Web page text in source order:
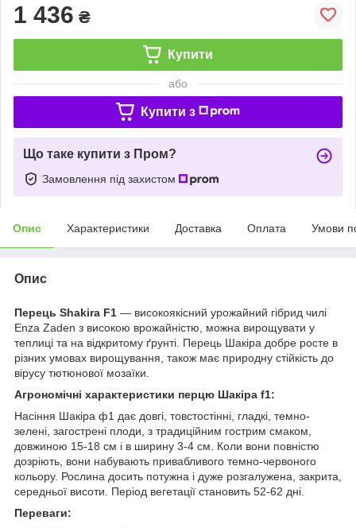
1 436 ₴
Купити
або
Купити з
Що таке купити з Пром?
Замовлення під захистом
Опис Характеристики Доставка Оплата Умови
Опис
Перець Shakira F1 — високоякісний урожайний гібрид чилі
Enza Zaden з високою врожайністю, можна вирощувати у
теплиці та на відкритому ґрунті. Перець Шакіра добре росте в
різних умовах вирощування, також має природну стійкість до
вірусу тютюнової мозаїки.
Агрономічні характеристики перцю Шакіра f1:
Насіння Шакіра ф1 дає довгі, товстостінні, гладкі, темно-
зелені, загострені плоди, з традиційним гострим смаком,
довжиною 15-18 см і в ширину 3-4 см. Коли вони повністю
дозріють, вони набувають привабливого темно-червоного
кольору. Рослина досить потужна і дуже розгалужена, закрита,
середньої висоти. Період вегетації становить 52-62 дні.
Переваги: